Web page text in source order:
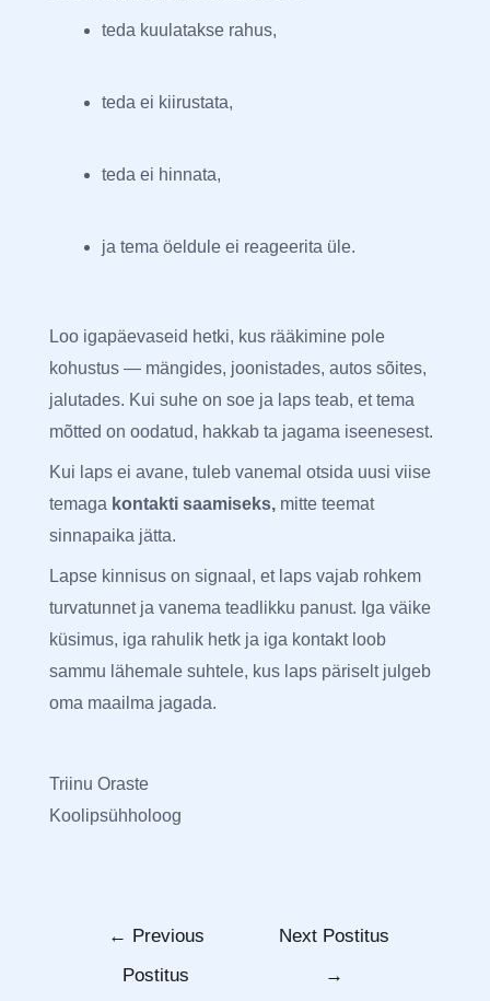
teda kuulatakse rahus,
teda ei kiirustata,
teda ei hinnata,
ja tema öeldule ei reageerita üle.
Loo igapäevaseid hetki, kus rääkimine pole
kohustus — mängides, joonistades, autos sõites,
jalutades. Kui suhe on soe ja laps teab, et tema
mõtted on oodatud, hakkab ta jagama iseenesest.
Kui laps ei avane, tuleb vanemal otsida uusi viise
temaga kontakti saamiseks, mitte teemat
sinnapaika jätta.
Lapse kinnisus on signaal, et laps vajab rohkem
turvatunnet ja vanema teadlikku panust. Iga väike
küsimus, iga rahulik hetk ja iga kontakt loob
sammu lähemale suhtele, kus laps päriselt julgeb
oma maailma jagada.
Triinu Oraste
Koolipsühholoog
← Previous
Postitus
Next Postitus
→